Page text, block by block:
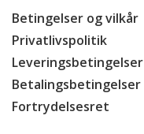
Betingelser og vilkår
Privatlivspolitik
Leveringsbetingelser
Betalingsbetingelser
Fortrydelsesret